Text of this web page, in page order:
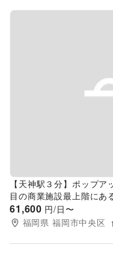
Previous slide
【天神駅３分】ポップ
目の商業施設最上階にあ
61,600 円/日〜
福岡県 福岡市中央区